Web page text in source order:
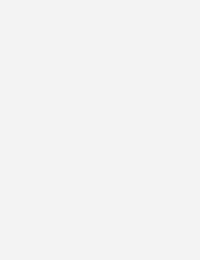
Raum für Meereswindparks?
in einen Seestraßenkorridor
abgesteckte
nach einem im vergangenen
2029 der Windpark Waterekke mit
ebenso wenige Kilometer
N-12.1. Für dieses staatlich nicht
Total im Juli 2023 den Zuschlag
mit 2 GW zu errichten. Der
Energies 1 geführte Vorhaben
staatlich nicht voruntersuchter
dieser Art fanden seit 2023